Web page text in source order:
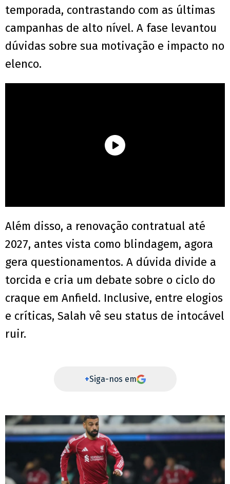
temporada, contrastando com as últimas
campanhas de alto nível. A fase levantou
dúvidas sobre sua motivação e impacto no
elenco.
Além disso, a renovação contratual até
2027, antes vista como blindagem, agora
gera questionamentos. A dúvida divide a
torcida e cria um debate sobre o ciclo do
craque em Anfield. Inclusive, entre elogios
e críticas, Salah vê seu status de intocável
ruir.
+Siga-nos em